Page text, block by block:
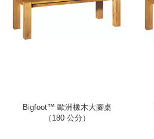
Bigfoot™ 歐洲橡木大腳桌
（180 公分）